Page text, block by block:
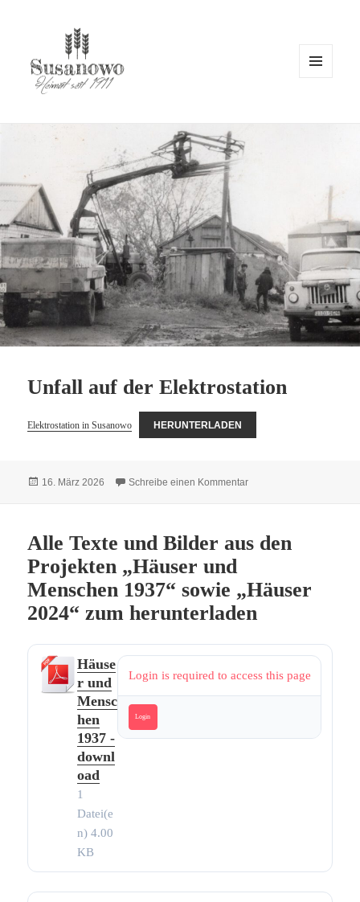
Unfall auf der Elektrostation
Elektrostation in Susanowo HERUNTERLADEN
Veröffentlicht
16. März 2026 Schreibe einen Kommentarzu Unfall auf der
Alle Texte und Bilder aus den
Projekten „Häuser und
Menschen 1937“ sowie „Häuser
2024“ zum herunterladen
Häuse
r und
Mensc
hen
1937 -
downl
oad
1
Datei(e
n) 4.00
KB
Login is required to access this page
Login